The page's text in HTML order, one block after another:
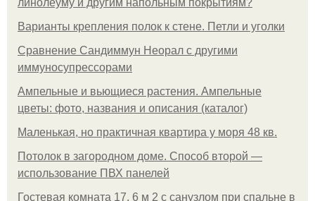
линолеуму и другим напольным покрытиям?
Варианты крепления полок к стене. Петли и уголки
Сравнение Сандиммун Неорал с другими
иммуносупрессорами
Ампельные и вьющиеся растения. Ампельные
цветы: фото, названия и описания (каталог)
Маленькая, но практичная квартира у моря 48 кв.
Потолок в загородном доме. Способ второй —
использование ПВХ панелей
Гостевая комната 17, 6 м 2 с санузлом при спальне в